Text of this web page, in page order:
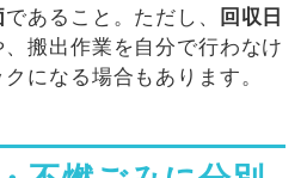
であること。ただし、
回収日
、搬出作業を自分で行わなけ
になる場合もあります。